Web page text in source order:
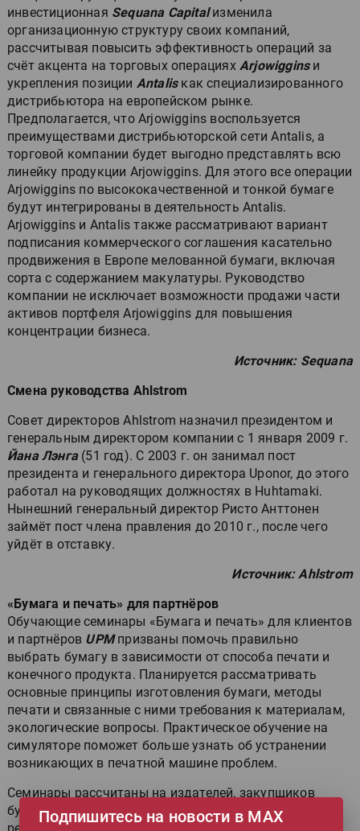
инвестиционная Sequana Capitalизменила
организационную структуру своих компаний,
рассчитывая повысить эффективность операций за
счёт акцента на торговых операциях Arjowigginsи
укрепления позиции Antalisкак специализированного
дистрибьютора на европейском рынке.
Предполагается, что Arjowiggins воспользуется
преимуществами дистрибьюторской сети Antalis, а
торговой компании будет выгодно представлять всю
линейку продукции Arjowiggins. Для этого все операции
Arjowiggins по высококачественной и тонкой бумаге
будут интегрированы в деятельность Antalis.
Arjowiggins и Antalis также рассматривают вариант
подписания коммерческого соглашения касательно
продвижения в Европе мелованной бумаги, включая
сорта с содержанием макулатуры. Руководство
компании не исключает возможности продажи части
активов портфеля Arjowiggins для повышения
концентрации бизнеса.
Источник: Sequana
Смена руководства Ahlstrom
Совет директоров Ahlstrom назначил президентом и
генеральным директором компании с 1 января 2009 г.
Йана Лэнга(51 год). С 2003 г. он занимал пост
президента и генерального директора Uponor, до этого
работал на руководящих должностях в Huhtamaki.
Нынешний генеральный директор Ристо Анттонен
займёт пост члена правления до 2010 г., после чего
уйдёт в отставку.
Источник: Ahlstrom
«Бумага и печать» для партнёров
Обучающие семинары «Бумага и печать» для клиентов
и партнёров UPMпризваны помочь правильно
выбрать бумагу в зависимости от способа печати и
конечного продукта. Планируется рассматривать
основные принципы изготовления бумаги, методы
печати и связанные с ними требования к материалам,
экологические вопросы. Практическое обучение на
симуляторе поможет больше узнать об устранении
возникающих в печатной машине проблем.
Семинары рассчитаны на издателей, закупщиков
бумаги, специалистов по рекламе, сотрудников
Подпишитесь на новости в МАХ